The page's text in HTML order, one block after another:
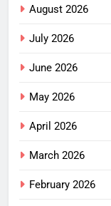
August 2026
July 2026
June 2026
May 2026
April 2026
March 2026
February 2026